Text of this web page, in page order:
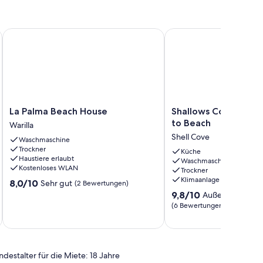
Resort Pool, Waterslide & Lake Views
La
Palma
Beach
House
Warilla
La Palma Beach House
Warilla
Waschmaschine
Trockner
Haustiere erlaubt
Kostenloses WLAN
8.0
8,0/10 Sehr gut (2 Bewertungen)
La Palma Beach House
Shallows
Coastal
-
Walk
to
Beach
Shell
Cove
Shallows Coastal
to Beach
Shell Cove
Küche
Waschmaschine
Trockner
Klimaanlage
9.8
von
Außergewöhnlich,
9,8/10
(6 Bewertungen)
Shallows Coastal
für die Miete: 18 Jahre